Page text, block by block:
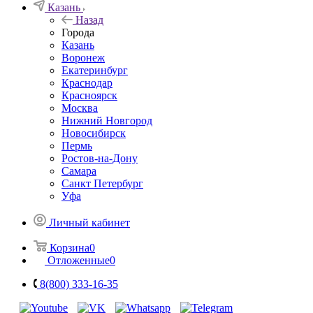
Казань
Назад
Города
Казань
Воронеж
Екатеринбург
Краснодар
Красноярск
Москва
Нижний Новгород
Новосибирск
Пермь
Ростов-на-Дону
Самара
Санкт Петербург
Уфа
Личный кабинет
Корзина0
Отложенные0
8(800) 333-16-35